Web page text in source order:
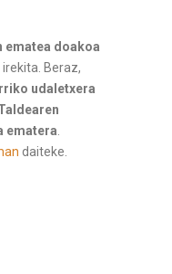
ematea doakoa
Beraz,
udaletxera
ematera
daiteke.